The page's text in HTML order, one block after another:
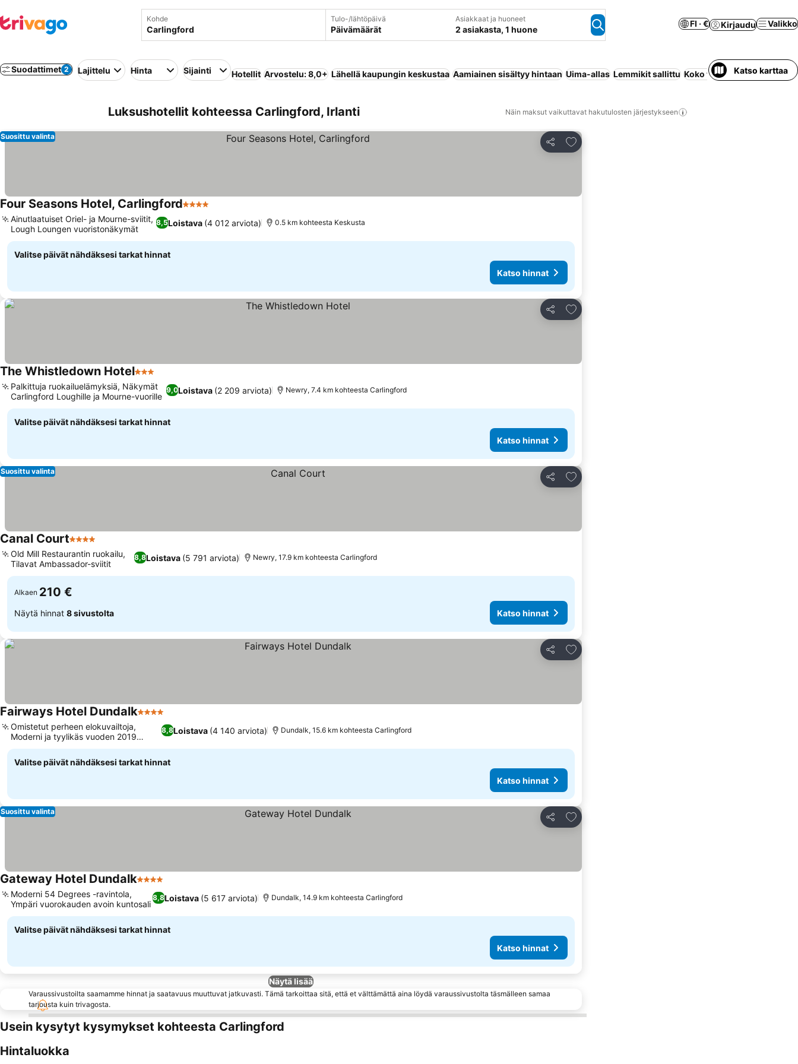
Kohde Tulo-/lähtöpäivä
Päivämäärät
Asiakkaat ja huoneet
2 asiakasta, 1 huone
FI · € Kirjaudu Valikko
Suodattimet 2 Lajittelu Hinta Sijainti Hotellit Arvostelu: 8,0+ Lähellä kaupungin keskustaa Aamiainen sisältyy hintaan Uima-allas Lemmikit sallittu Koko talo/asuntoKatso karttaa
Luksushotellit kohteessa Carlingford, Irlanti Näin maksut vaikuttavat hakutulosten järjestykseen
Jaa
Lisää suosikkeihin
Suosittu valinta
Four Seasons Hotel, Carlingford4 Tähtiluokitus
8,5Loistava (4 012 arviota)
Ainutlaatuiset Oriel- ja Mourne-sviitit,
Lough Loungen vuoristonäkymät
0.5 km kohteesta Keskusta
Valitse päivät nähdäksesi tarkat hinnat
Katso hinnat
Jaa
Lisää suosikkeihin
The Whistledown Hotel3 Tähtiluokitus
9,0Loistava (2 209 arviota)
Palkittuja ruokailuelämyksiä, Näkymät
Carlingford Loughille ja Mourne-vuorille
Newry, 7.4 km kohteesta Carlingford
Valitse päivät nähdäksesi tarkat hinnat
Katso hinnat
Jaa
Lisää suosikkeihin
Suosittu valinta
Canal Court4 Tähtiluokitus
8,8Loistava (5 791 arviota)
Old Mill Restaurantin ruokailu,
Tilavat Ambassador-sviitit
Newry, 17.9 km kohteesta Carlingford
Alkaen 210 €
Näytä hinnat 8 sivustolta Katso hinnat
Jaa
Lisää suosikkeihin
Fairways Hotel Dundalk4 Tähtiluokitus
8,8Loistava (4 140 arviota)
Omistetut perheen elokuvailtoja,
Moderni ja tyylikäs vuoden 2019
uudistus
Dundalk, 15.6 km kohteesta Carlingford
Valitse päivät nähdäksesi tarkat hinnat
Katso hinnat
Jaa
Lisää suosikkeihin
Suosittu valinta
Gateway Hotel Dundalk4 Tähtiluokitus
8,8Loistava (5 617 arviota)
Moderni 54 Degrees -ravintola,
Ympäri vuorokauden avoin kuntosali
Dundalk, 14.9 km kohteesta Carlingford
Valitse päivät nähdäksesi tarkat hinnat
Katso hinnat
Näytä lisää
Varaussivustoilta saamamme hinnat ja saatavuus muuttuvat jatkuvasti. Tämä tarkoittaa sitä, että et välttämättä aina löydä varaussivustolta täsmälleen samaa
tarjousta kuin trivagosta.
Usein kysytyt kysymykset kohteesta Carlingford
Hintaluokka